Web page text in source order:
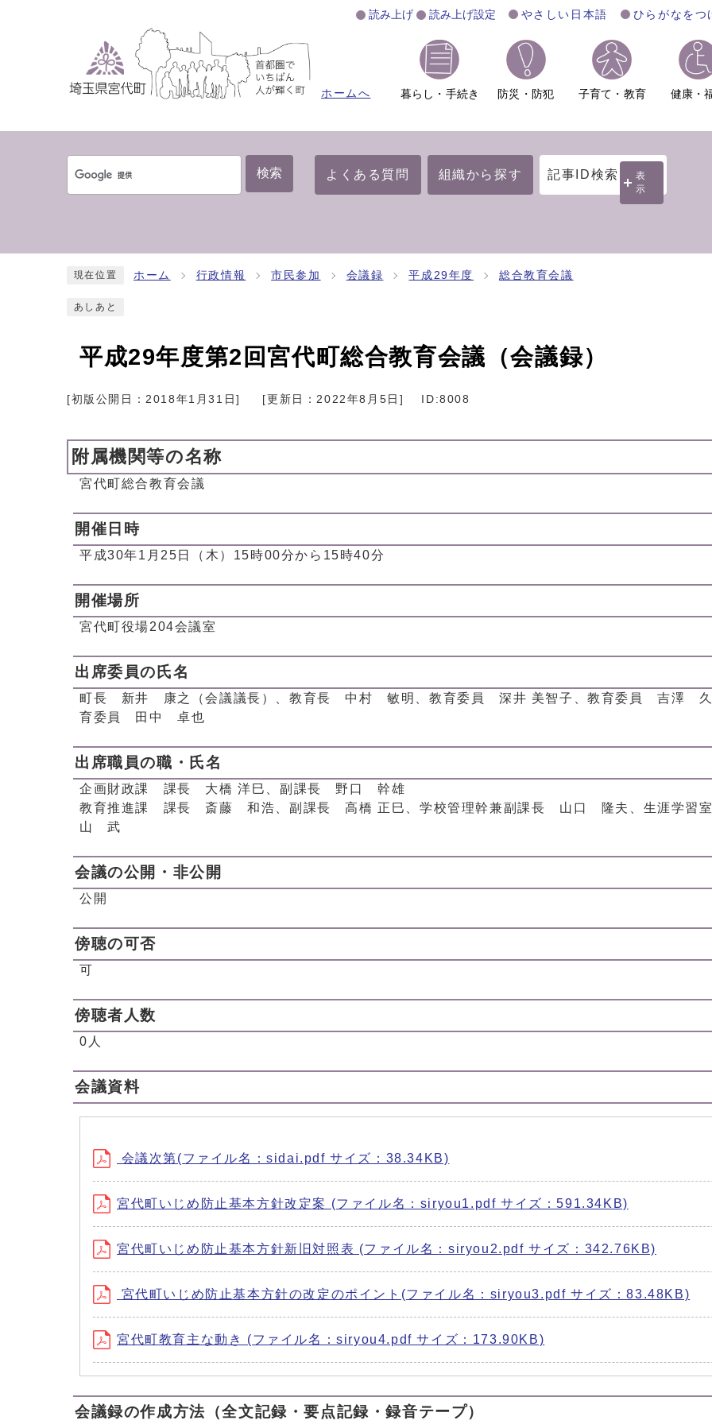
読み上げ 読み上げ設定 やさしい日本語 ひらがなをつ
ホームへ 暮らし・手続き 防災・防犯 子育て・教育 健康・
検索 よくある質問 組織から探す 記事ID検索
表
示
現在位置 ホーム 行政情報 市民参加 会議録 平成29年度 総合教育会議
あしあと
平成29年度第2回宮代町総合教育会議（会議録）
[初版公開日：2018年1月31日] [更新日：2022年8月5日 ] ID:8008
附属機関等の名称
宮代町総合教育会議
開催日時
平成30年1月25日（木）15時00分から15時40分
開催場所
宮代町役場204会議室
出席委員の氏名
町長 新井 康之（会議議長）、教育長 中村 敏明、教育委員 深井 美智子、教育委員 吉澤 久
育委員 田中 卓也
出席職員の職・氏名
企画財政課 課長 大橋 洋巳、副課長 野口 幹雄
教育推進課 課長 斎藤 和浩、副課長 高橋 正巳、学校管理幹兼副課長 山口 隆夫、生涯学習
山 武
会議の公開・非公開
公開
傍聴の可否
可
傍聴者人数
0人
会議資料
会議次第(ファイル名：sidai.pdf サイズ：38.34KB)
宮代町いじめ防止基本方針改定案 (ファイル名：siryou1.pdf サイズ：591.34KB)
宮代町いじめ防止基本方針新旧対照表 (ファイル名：siryou2.pdf サイズ：342.76KB)
宮代町いじめ防止基本方針の改定のポイント(ファイル名：siryou3.pdf サイズ：83.48KB)
宮代町教育主な動き (ファイル名：siryou4.pdf サイズ：173.90KB)
会議録の作成方法（全文記録・要点記録・録音テープ）